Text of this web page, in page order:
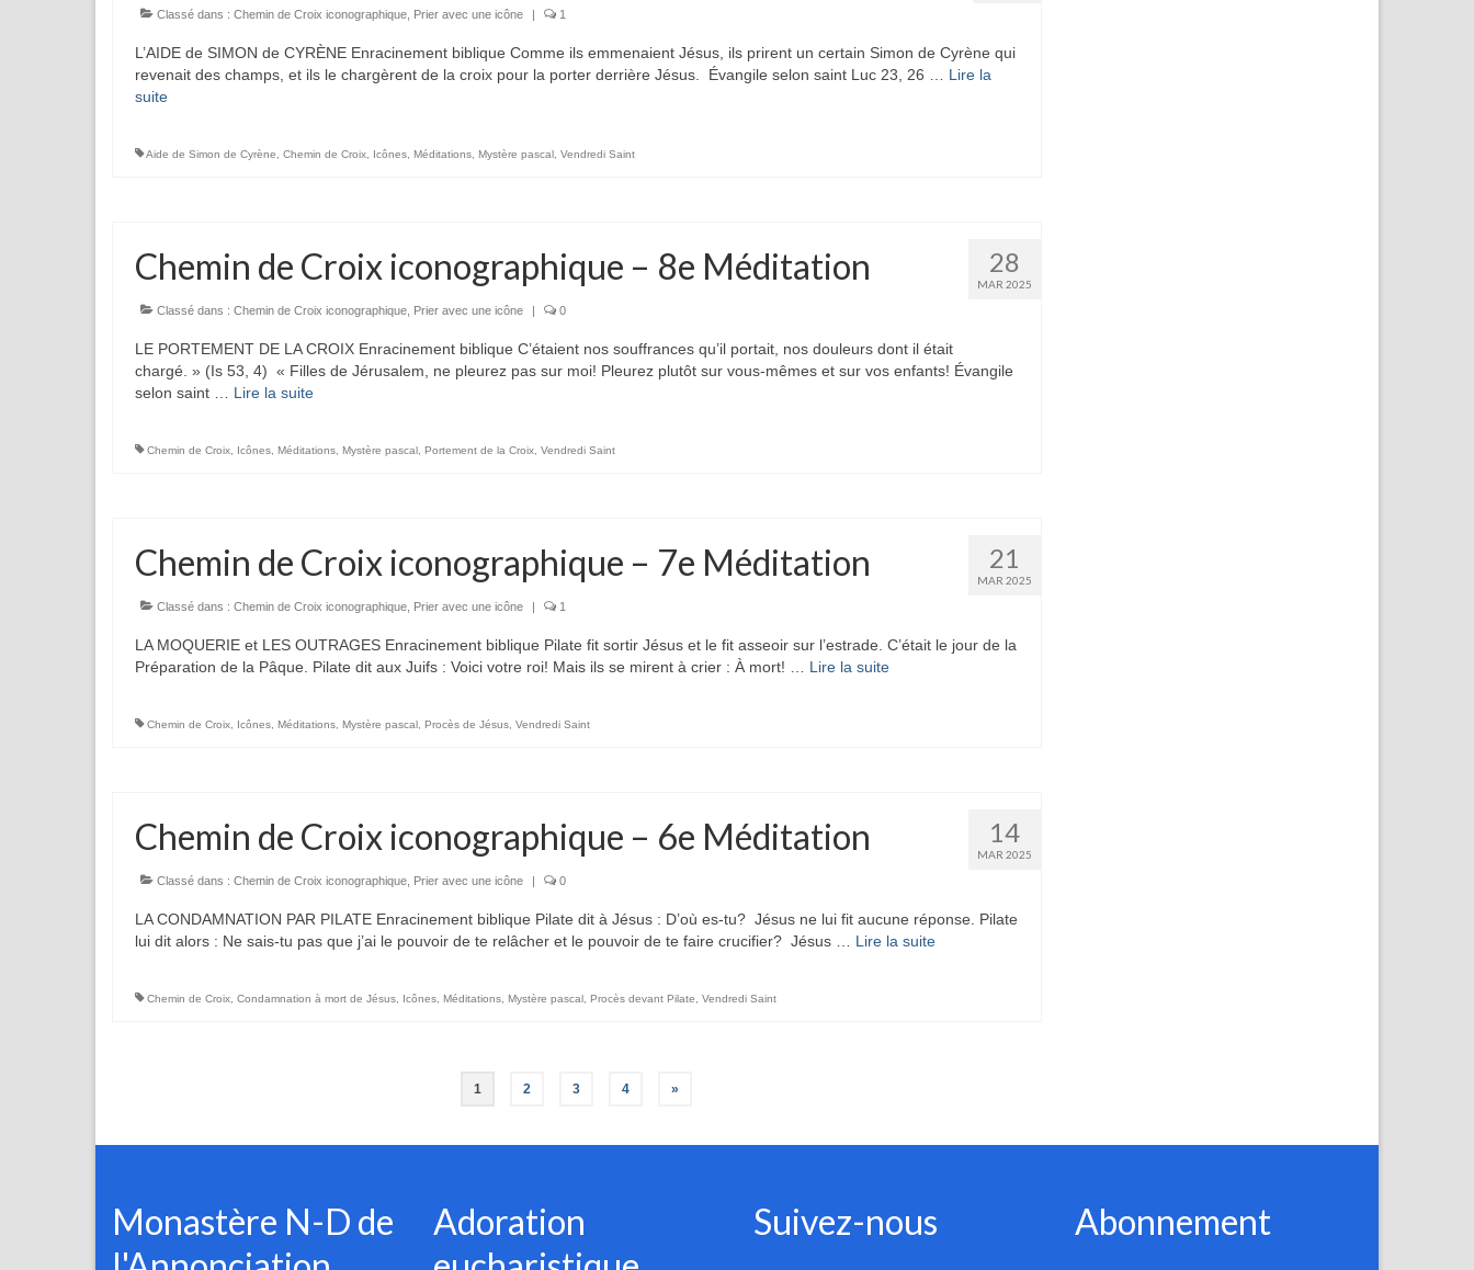
Classé dans : Chemin de Croix iconographique Prier avec une icône | 1
L’AIDE de SIMON de CYRÈNE Enracinement biblique Comme ils emmenaient Jésus, ils prirent un certain Simon de Cyrène qui
revenait des champs, et ils le chargèrent de la croix pour la porter derrière Jésus. Évangile selon saint Luc 23, 26 … Lire la
suite­­
Aide de Simon de Cyrène Chemin de Croix Icônes Méditations Mystère pascal Vendredi Saint
28
MAR 2025
Chemin de Croix iconographique – 8e Méditation
Classé dans : Chemin de Croix iconographique Prier avec une icône | 0
LE PORTEMENT DE LA CROIX Enracinement biblique C’étaient nos souffrances qu’il portait, nos douleurs dont il était
chargé. » (Is 53, 4) « Filles de Jérusalem, ne pleurez pas sur moi! Pleurez plutôt sur vous-mêmes et sur vos enfants! Évangile
selon saint … Lire la suite­­
Chemin de Croix Icônes Méditations Mystère pascal Portement de la Croix Vendredi Saint
21
MAR 2025
Chemin de Croix iconographique – 7e Méditation
Classé dans : Chemin de Croix iconographique Prier avec une icône | 1
LA MOQUERIE et LES OUTRAGES Enracinement biblique Pilate fit sortir Jésus et le fit asseoir sur l’estrade. C’était le jour de la
Préparation de la Pâque. Pilate dit aux Juifs : Voici votre roi! Mais ils se mirent à crier : À mort! … Lire la suite­­
Chemin de Croix Icônes Méditations Mystère pascal Procès de Jésus Vendredi Saint
14
MAR 2025
Chemin de Croix iconographique – 6e Méditation
Classé dans : Chemin de Croix iconographique Prier avec une icône | 0
LA CONDAMNATION PAR PILATE Enracinement biblique Pilate dit à Jésus : D’où es-tu? Jésus ne lui fit aucune réponse. Pilate
lui dit alors : Ne sais-tu pas que j’ai le pouvoir de te relâcher et le pouvoir de te faire crucifier? Jésus … Lire la suite­­
Chemin de Croix Condamnation à mort de Jésus Icônes Méditations Mystère pascal Procès devant Pilate Vendredi Saint
1 2 3 4 »
Monastère N-D de
Adoration
Suivez-nous Abonnement